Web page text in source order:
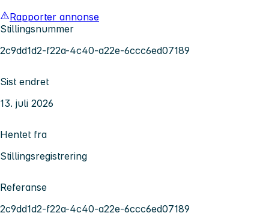
Rapporter annonse
Stillingsnummer
2c9dd1d2-f22a-4c40-a22e-6ccc6ed07189
Sist endret
13. juli 2026
Hentet fra
Stillingsregistrering
Referanse
2c9dd1d2-f22a-4c40-a22e-6ccc6ed07189